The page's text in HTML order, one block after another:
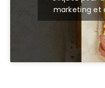
marketing et